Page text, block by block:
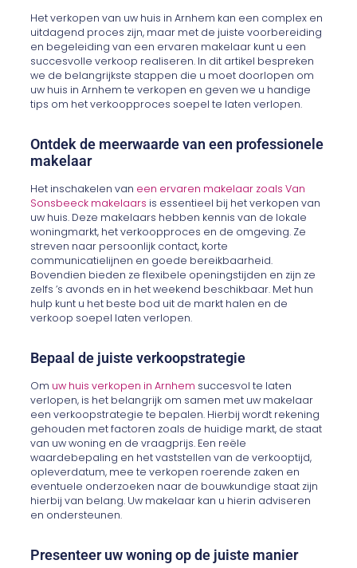
Het verkopen van uw huis in Arnhem kan een complex en
uitdagend proces zijn, maar met de juiste voorbereiding
en begeleiding van een ervaren makelaar kunt u een
succesvolle verkoop realiseren. In dit artikel bespreken
we de belangrijkste stappen die u moet doorlopen om
uw huis in Arnhem te verkopen en geven we u handige
tips om het verkoopproces soepel te laten verlopen.
Ontdek de meerwaarde van een professionele
makelaar
Het inschakelen van een ervaren makelaar zoals Van
Sonsbeeck makelaars is essentieel bij het verkopen van
uw huis. Deze makelaars hebben kennis van de lokale
woningmarkt, het verkoopproces en de omgeving. Ze
streven naar persoonlijk contact, korte
communicatielijnen en goede bereikbaarheid.
Bovendien bieden ze flexibele openingstijden en zijn ze
zelfs ’s avonds en in het weekend beschikbaar. Met hun
hulp kunt u het beste bod uit de markt halen en de
verkoop soepel laten verlopen.
Bepaal de juiste verkoopstrategie
Om uw huis verkopen in Arnhem succesvol te laten
verlopen, is het belangrijk om samen met uw makelaar
een verkoopstrategie te bepalen. Hierbij wordt rekening
gehouden met factoren zoals de huidige markt, de staat
van uw woning en de vraagprijs. Een reële
waardebepaling en het vaststellen van de verkooptijd,
opleverdatum, mee te verkopen roerende zaken en
eventuele onderzoeken naar de bouwkundige staat zijn
hierbij van belang. Uw makelaar kan u hierin adviseren
en ondersteunen.
Presenteer uw woning op de juiste manier